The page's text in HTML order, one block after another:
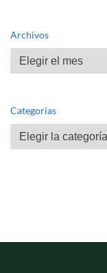
Archivos
Archivos
Categorías
Categorías